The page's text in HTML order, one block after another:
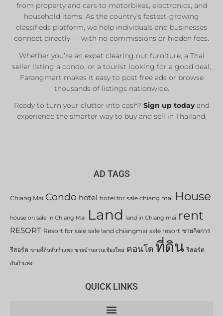
from property and cars to motorbikes, electronics, and
household items. As the country’s fastest-growing
classifieds platform, we help individuals and businesses
connect directly — with no commissions or hidden fees.
Whether you’re an expat clearing out furniture, a Thai
seller listing a condo, or a tourist looking for a good deal,
Farangmart makes it easy to post free ads or browse
thousands of listings nationwide.
Ready to turn your clutter into cash? Sign up todayand
experience the smarter way to buy and sell in Thailand.
AD TAGS
Chiang Mai Condo hotel hotel for sale chiang mai House
house on sale in Chiang Mai Land land in Chiang mai rent
RESORT Resort for sale sale land chiangmai sale resort ขายกิจการ
รีสอร์ต ขายที่ดินสันกำแพง ขายบ้านสวนเชียงใหม่ คอนโด ที่ดิน รีสอร์ต
สันกำแพง
QUICK LINKS